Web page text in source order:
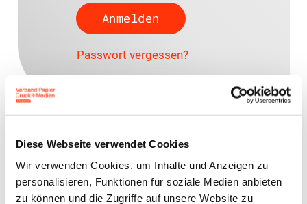
Diese Webseite verwendet Cookies
Wir verwenden Cookies, um Inhalte und Anzeigen zu
personalisieren, Funktionen für soziale Medien anbieten
zu können und die Zugriffe auf unsere Website zu
Passwort vergessen?
Ansprechpartner
Jens Meyer